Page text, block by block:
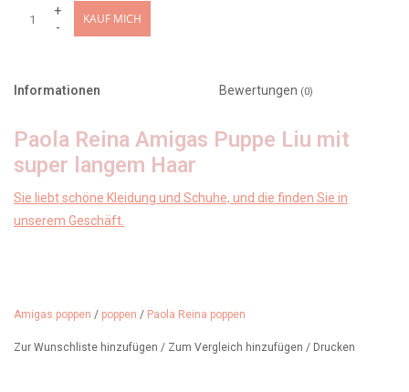
+
-
KAUF MICH
Informationen Bewertungen (0)
Paola Reina Amigas Puppe Liu mit
super langem Haar
Sie liebt schöne Kleidung und Schuhe, und die finden Sie in
unserem Geschäft.
selbstständig aufrecht stehen, Liu hat sehr langes schwarzes
Alter: ab 3 Jahren
Amigas poppen / poppen / Paola Reina poppen
Zur Wunschliste hinzufügen / Zum Vergleich hinzufügen / Drucken